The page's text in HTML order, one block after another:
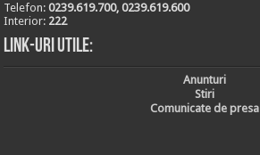
Telefon:0239.619.700, 0239.619.600
Interior: 222
Link-uri utile:
Anunturi
Stiri
Comunicate de presa